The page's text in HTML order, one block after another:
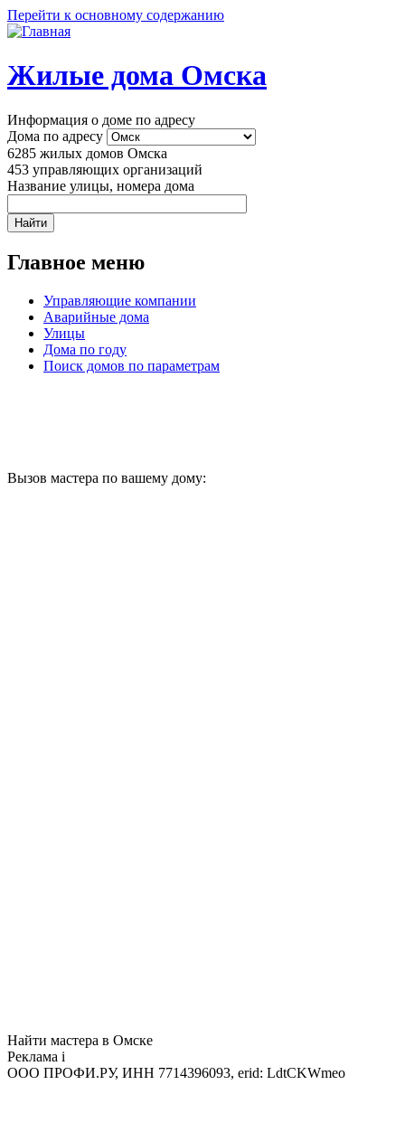
Перейти к основному содержанию
Жилые дома Омска
Информация о доме по адресу
Дома по адресу
6285 жилых домов Омска
453 управляющих организаций
Название улицы, номера дома
Главное меню
Управляющие компании
Аварийные дома
Улицы
Дома по году
Поиск домов по параметрам
Вызов мастера по вашему дому:
Найти мастера в Омске
Реклама i
ООО ПРОФИ.РУ, ИНН 7714396093, erid: LdtCKWmeo